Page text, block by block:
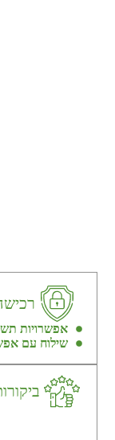
אפשרויות
שילוח עם